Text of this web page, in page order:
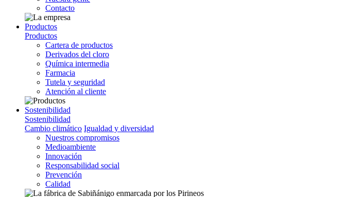
Contacto
Productos
Productos
Cartera de productos
Derivados del cloro
Química intermedia
Farmacia
Tutela y seguridad
Atención al cliente
Sostenibilidad
Sostenibilidad
Cambio climático Igualdad y diversidad
Nuestros compromisos
Medioambiente
Innovación
Responsabilidad social
Prevención
Calidad